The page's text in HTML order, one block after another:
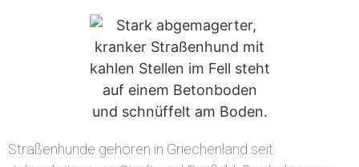
Straßenhunde gehören in Griechenland seit